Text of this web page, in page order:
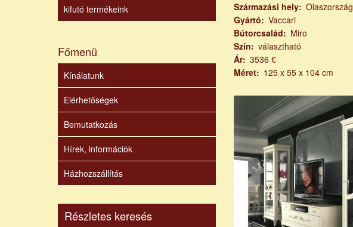
kifutó termékeink
Főmenü
Kínálatunk
Elérhetőségek
Bemutatkozás
Hírek, információk
Házhozszállítás
Részletes keresés
Származási hely Olaszország
Gyártó
Vaccari
Bútorcsalád
Miro
Szín
választható
Ár 3536 €
Méret
125 x 55 x 104 cm